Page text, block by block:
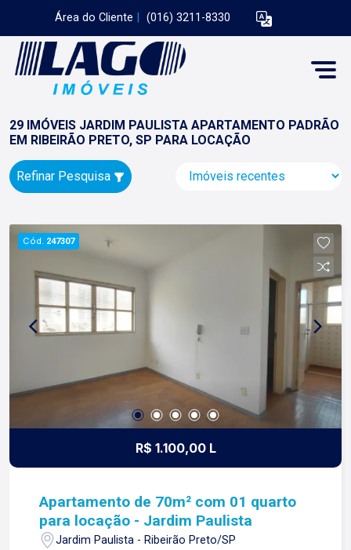
Área do Cliente (016) 3211-8330
29 IMÓVEIS JARDIM PAULISTA APARTAMENTO PADRÃO
EM RIBEIRÃO PRETO, SP PARA LOCAÇÃO
Refinar Pesquisa
Cód. 247307
R$ 1.100,00 L
Apartamento de 70m² com 01 quarto
para locação - Jardim Paulista
Jardim Paulista - Ribeirão Preto/SP